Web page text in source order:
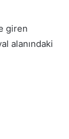
giren
alanındaki